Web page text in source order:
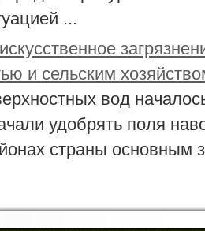
...
и сельским
вод
удобрять поля
страны основным